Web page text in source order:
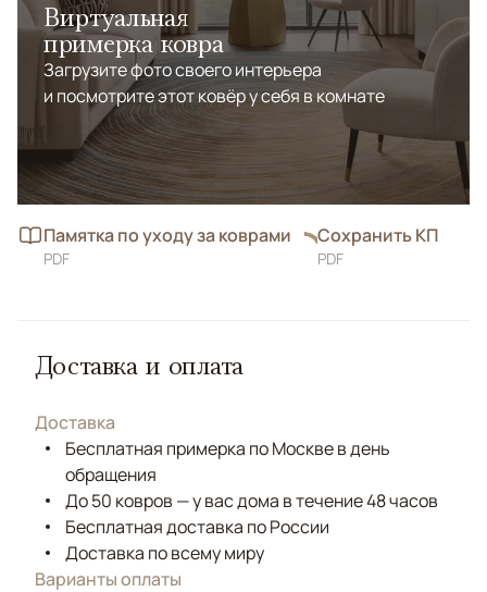
Виртуальная
примерка ковра
Загрузите фото своего интерьера
и посмотрите этот ковёр у себя в комнате
Памятка по уходу за коврами
PDF
Сохранить КП
PDF
Доставка и оплата
Доставка
Бесплатная примерка по Москве в день
обращения
До 50 ковров — у вас дома в течение 48 часов
Бесплатная доставка по России
Доставка по всему миру
Варианты оплаты